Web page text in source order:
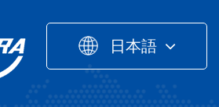
ネシウムの比率を正確に制御できるた
品質の性能が保証されます。
ルコニア セラミックスはどのように
日本語